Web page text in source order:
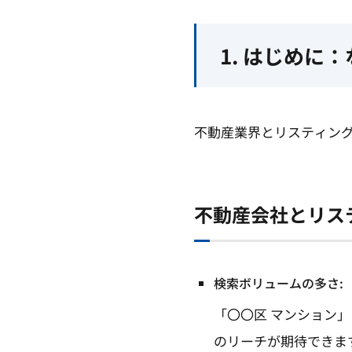
1. はじめに
不動産業界とリスティン
不動産会社とリ
検索ボリュームの多さ:
「〇〇区 マンショ
のリーチが期待できま